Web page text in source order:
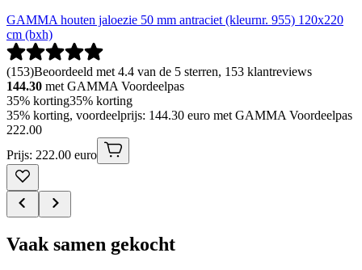
GAMMA houten jaloezie 50 mm antraciet (kleurnr. 955) 120x220
cm (bxh)
(153)Beoordeeld met 4.4 van de 5 sterren, 153 klantreviews
144.30 met GAMMA Voordeelpas
35% korting35% korting
35% korting, voordeelprijs: 144.30 euro met GAMMA Voordeelpas
222.00
Prijs: 222.00 euro
Vaak samen gekocht